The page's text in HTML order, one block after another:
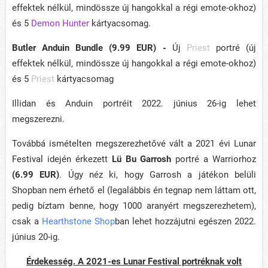
effektek nélkül, mindössze új hangokkal a régi emote-okhoz)
és 5 Demon Hunter kártyacsomag.
Butler Anduin Bundle (9.99 EUR) - Új Priest portré (új
effektek nélkül, mindössze új hangokkal a régi emote-okhoz)
és 5 Priest kártyacsomag
Illidan és Anduin portréit 2022. június 26-ig lehet
megszerezni.
Továbbá ismételten megszerezhetővé vált a 2021 évi Lunar
Festival idején érkezett Lü Bu Garrosh portré a Warriorhoz
(6.99 EUR). Úgy néz ki, hogy Garrosh a játékon belüli
Shopban nem érhető el (legalábbis én tegnap nem láttam ott,
pedig bíztam benne, hogy 1000 aranyért megszerezhetem),
csak a Hearthstone Shopban lehet hozzájutni egészen 2022.
június 20-ig.
Érdekesség. A 2021-es Lunar Festival portréknak volt